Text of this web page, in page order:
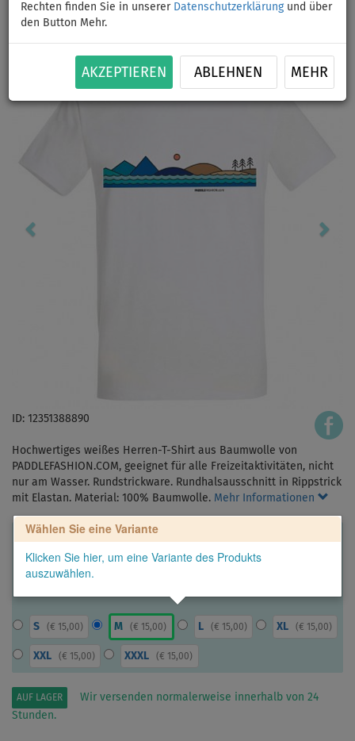
Rechten finden Sie in unserer Datenschutzerklärungund über
den Button Mehr.
AKZEPTIEREN ABLEHNEN MEHR
BIS
-21 %
Previous Next
ID: 12351388890
Hochwertiges weißes Herren-T-Shirt aus Baumwolle von
PADDLEFASHION.COM, geeignet für alle Freizeitaktivitäten, nicht
nur am Wasser. Rundstrickware. Rundhalsausschnitt in Rippstrick
mit Elastan. Material: 100% Baumwolle. Mehr Informationen
Wählen Sie eine Variante
Klicken Sie hier, um eine Variante des Produkts
auszuwählen.
S ( € 15,00) M (€ 15,00) L ( € 15,00) XL ( € 15,00)
XXL ( € 15,00) XXXL (€ 15,00)
AUF LAGER
Wir versenden normalerweise innerhalb von 24
Stunden.